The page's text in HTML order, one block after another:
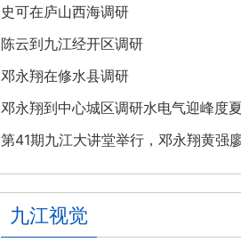
教育专题党课
史可在庐山西海调研
陈云到九江经开区调研
邓永翔在修水县调研
邓永翔到中心城区调研水电气迎峰度
作
第41期九江大讲堂举行，邓永翔黄强
勇出席
九江视觉